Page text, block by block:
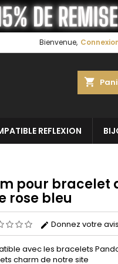
Bienvenue,
shopping_cart
REFLEXION
pour bracelet
rose bleu
Donnez votre avis
avec les bracelets
charm de notre site